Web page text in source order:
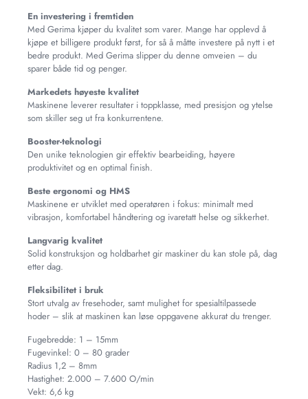
En investering i fremtiden
Med Gerima kjøper du kvalitet som varer. Mange har opplevd å
kjøpe et billigere produkt først, for så å måtte investere på nytt i et
bedre produkt. Med Gerima slipper du denne omveien – du
sparer både tid og penger.
Markedets høyeste kvalitet
Maskinene leverer resultater i toppklasse, med presisjon og ytelse
som skiller seg ut fra konkurrentene.
Booster-teknologi
Den unike teknologien gir effektiv bearbeiding, høyere
produktivitet og en optimal finish.
Beste ergonomi og HMS
Maskinene er utviklet med operatøren i fokus: minimalt med
vibrasjon, komfortabel håndtering og ivaretatt helse og sikkerhet.
Langvarig kvalitet
Solid konstruksjon og holdbarhet gir maskiner du kan stole på, dag
etter dag.
Fleksibilitet i bruk
Stort utvalg av fresehoder, samt mulighet for spesialtilpassede
hoder – slik at maskinen kan løse oppgavene akkurat du trenger.
Fugebredde: 1 – 15mm
Fugevinkel: 0 – 80 grader
Radius 1,2 – 8mm
Hastighet: 2.000 – 7.600 O/min
Vekt: 6,6 kg